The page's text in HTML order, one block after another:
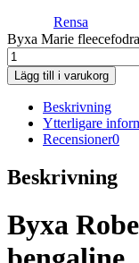
Rensa
Byxa Marie
Lägg till i varukorg
Beskrivning
Ytterligare
Recensioner0
Beskrivning
Byxa